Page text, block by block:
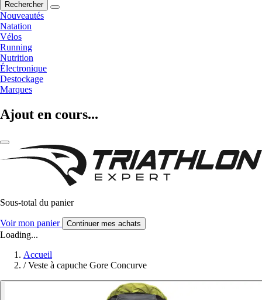
Rechercher
Nouveautés
Natation
Vélos
Running
Nutrition
Électronique
Destockage
Marques
Ajout en cours...
Sous-total du panier
Voir mon panier Continuer mes achats
Loading...
Accueil
/ Veste à capuche Gore Concurve